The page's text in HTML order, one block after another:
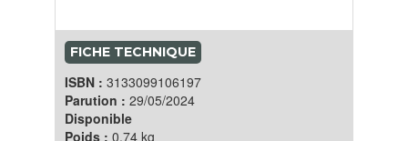
FICHE TECHNIQUE
ISBN : 3133099106197
Parution : 29/05/2024
Disponible
Poids : 0.74 kg